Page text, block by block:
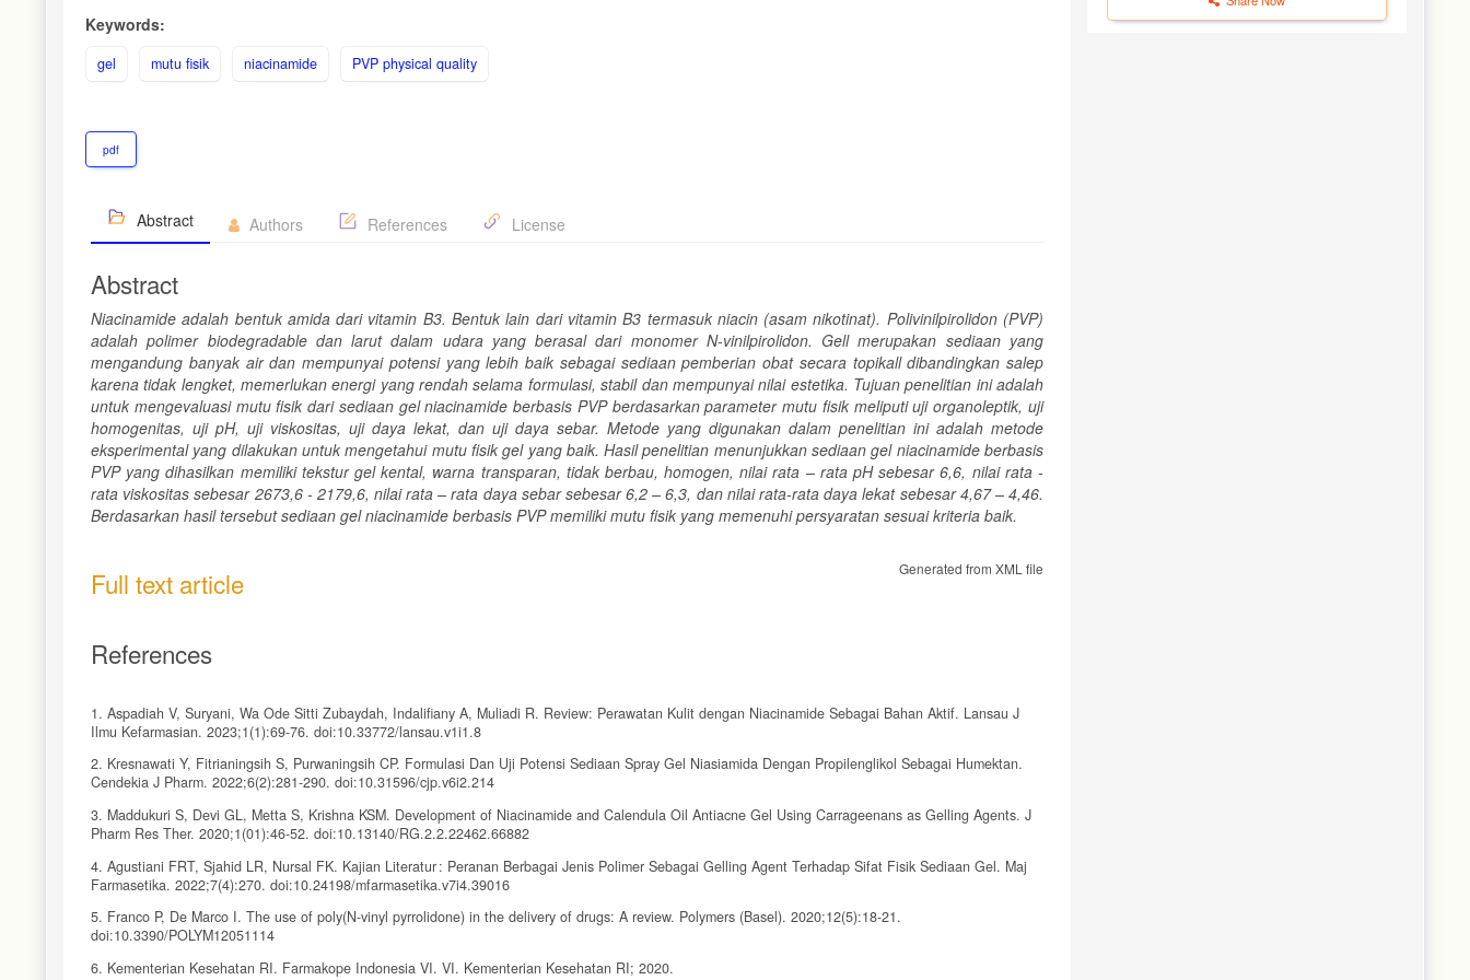
Keywords:
gel mutu fisik niacinamide PVP physical quality
pdf
Abstract Authors References License
Abstract
Niacinamide adalah bentuk amida dari vitamin B3. Bentuk lain dari vitamin B3 termasuk niacin (asam nikotinat). Polivinilpirolidon (PVP)
adalah polimer biodegradable dan larut dalam udara yang berasal dari monomer N-vinilpirolidon. Gell merupakan sediaan yang
mengandung banyak air dan mempunyai potensi yang lebih baik sebagai sediaan pemberian obat secara topikall dibandingkan salep
karena tidak lengket, memerlukan energi yang rendah selama formulasi, stabil dan mempunyai nilai estetika. Tujuan penelitian ini adalah
untuk mengevaluasi mutu fisik dari sediaan gel niacinamide berbasis PVP berdasarkan parameter mutu fisik meliputi uji organoleptik, uji
homogenitas, uji pH, uji viskositas, uji daya lekat, dan uji daya sebar. Metode yang digunakan dalam penelitian ini adalah metode
eksperimental yang dilakukan untuk mengetahui mutu fisik gel yang baik. Hasil penelitian menunjukkan sediaan gel niacinamide berbasis
PVP yang dihasilkan memiliki tekstur gel kental, warna transparan, tidak berbau, homogen, nilai rata – rata pH sebesar 6,6, nilai rata -
rata viskositas sebesar 2673,6 - 2179,6, nilai rata – rata daya sebar sebesar 6,2 – 6,3, dan nilai rata-rata daya lekat sebesar 4,67 – 4,46.
Berdasarkan hasil tersebut sediaan gel niacinamide berbasis PVP memiliki mutu fisik yang memenuhi persyaratan sesuai kriteria baik.
Full text article Generated from XML file
References
1. Aspadiah V, Suryani, Wa Ode Sitti Zubaydah, Indalifiany A, Muliadi R. Review: Perawatan Kulit dengan Niacinamide Sebagai Bahan Aktif. Lansau J
Ilmu Kefarmasian. 2023;1(1):69-76. doi:10.33772/lansau.v1i1.8
2. Kresnawati Y, Fitrianingsih S, Purwaningsih CP. Formulasi Dan Uji Potensi Sediaan Spray Gel Niasiamida Dengan Propilenglikol Sebagai Humektan.
Cendekia J Pharm. 2022;6(2):281-290. doi:10.31596/cjp.v6i2.214
3. Maddukuri S, Devi GL, Metta S, Krishna KSM. Development of Niacinamide and Calendula Oil Antiacne Gel Using Carrageenans as Gelling Agents. J
Pharm Res Ther. 2020;1(01):46-52. doi:10.13140/RG.2.2.22462.66882
4. Agustiani FRT, Sjahid LR, Nursal FK. Kajian Literatur : Peranan Berbagai Jenis Polimer Sebagai Gelling Agent Terhadap Sifat Fisik Sediaan Gel. Maj
Farmasetika. 2022;7(4):270. doi:10.24198/mfarmasetika.v7i4.39016
5. Franco P, De Marco I. The use of poly(N-vinyl pyrrolidone) in the delivery of drugs: A review. Polymers (Basel). 2020;12(5):18-21.
doi:10.3390/POLYM12051114
6. Kementerian Kesehatan RI. Farmakope Indonesia VI. VI. Kementerian Kesehatan RI; 2020.